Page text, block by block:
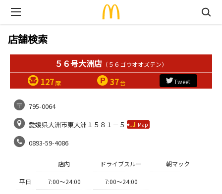
店舗検索
５６号大洲店 （５６ゴウオオズテン）
127 席 37台 Tweet
795-0064
愛媛県大洲市東大洲１５８１－５
Map
0893-59-4086
店内 ドライブスルー 朝マック
平日 7:00〜24:00 7:00〜24:00